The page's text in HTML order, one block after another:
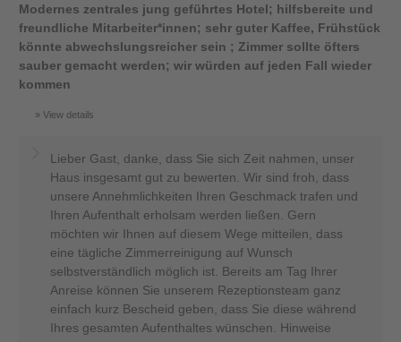
Modernes zentrales jung geführtes Hotel; hilfsbereite und
freundliche Mitarbeiter*innen; sehr guter Kaffee, Frühstück
könnte abwechslungsreicher sein ; Zimmer sollte öfters
sauber gemacht werden; wir würden auf jeden Fall wieder
kommen
View details
Lieber Gast, danke, dass Sie sich Zeit nahmen, unser
Haus insgesamt gut zu bewerten. Wir sind froh, dass
unsere Annehmlichkeiten Ihren Geschmack trafen und
Ihren Aufenthalt erholsam werden ließen. Gern
möchten wir Ihnen auf diesem Wege mitteilen, dass
eine tägliche Zimmerreinigung auf Wunsch
selbstverständlich möglich ist. Bereits am Tag Ihrer
Anreise können Sie unserem Rezeptionsteam ganz
einfach kurz Bescheid geben, dass Sie diese während
Ihres gesamten Aufenthaltes wünschen. Hinweise